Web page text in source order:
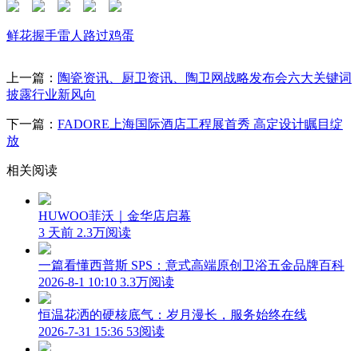
鲜花握手雷人 路过鸡蛋
上一篇： 陶瓷资讯、厨卫资讯、陶卫网战略发布会六大关键词
披露行业新风向
下一篇： FADORE上海国际酒店工程展首秀 高定设计瞩目绽
放
相关阅读
HUWOO菲沃｜金华店启幕
3 天前 2.3万阅读
一篇看懂西普斯 SPS：意式高端原创卫浴五金品牌百科
2026-8-1 10:10 3.3万阅读
恒温花洒的硬核底气：岁月漫长，服务始终在线
2026-7-31 15:36 53阅读